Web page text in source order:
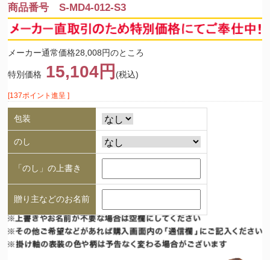
商品番号 S-MD4-012-S3
メーカー通常価格28,008円のところ
特別価格 15,104円 (税込)
[137ポイント進呈 ]
包装
のし
「のし」の上書き
贈り主などのお名前